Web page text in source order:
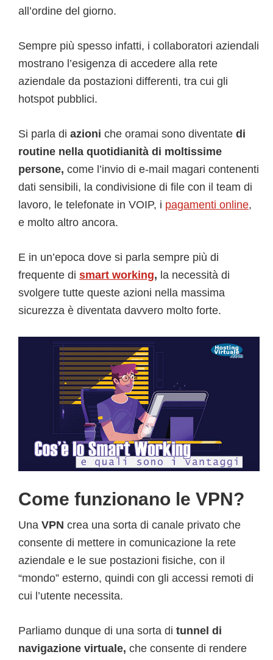
all’ordine del giorno.
Sempre più spesso infatti, i collaboratori aziendali
mostrano l’esigenza di accedere alla rete
aziendale da postazioni differenti, tra cui gli
hotspot pubblici.
Si parla di azioni che oramai sono diventate di
routine nella quotidianità di moltissime
persone, come l’invio di e-mail magari contenenti
dati sensibili, la condivisione di file con il team di
lavoro, le telefonate in VOIP, i pagamenti online,
e molto altro ancora.
E in un’epoca dove si parla sempre più di
frequente di smart working, la necessità di
svolgere tutte queste azioni nella massima
sicurezza è diventata davvero molto forte.
Come funzionano le VPN?
Una VPN crea una sorta di canale privato che
consente di mettere in comunicazione la rete
aziendale e le sue postazioni fisiche, con il
“mondo” esterno, quindi con gli accessi remoti di
cui l’utente necessita.
Parliamo dunque di una sorta di tunnel di
navigazione virtuale, che consente di rendere